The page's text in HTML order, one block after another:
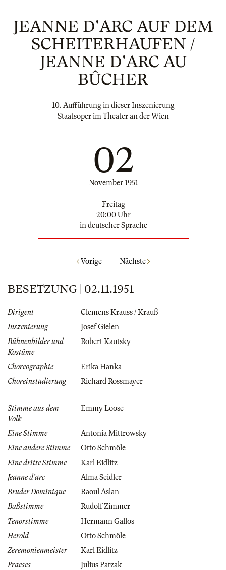
JEANNE D'ARC AUF DEM
SCHEITERHAUFEN /
JEANNE D'ARC AU
BÛCHER
10. Aufführung in dieser Inszenierung
Staatsoper im Theater an der Wien
02
November 1951
Freitag
20:00 Uhr
in deutscher Sprache
Vorige Nächste
BESETZUNG | 02.11.1951
Dirigent
Clemens Krauss / Krauß
Inszenierung
Josef Gielen
Bühnenbilder und
Kostüme
Robert Kautsky
Choreographie
Erika Hanka
Choreinstudierung
Richard Rossmayer
Stimme aus dem
Volk
Emmy Loose
Eine Stimme
Antonia Mittrowsky
Eine andere Stimme
Otto Schmöle
Eine dritte Stimme
Karl Eidlitz
Jeanne d'arc
Alma Seidler
Bruder Dominique
Raoul Aslan
Baßstimme
Rudolf Zimmer
Tenorstimme
Hermann Gallos
Herold
Otto Schmöle
Zeremonienmeister
Karl Eidlitz
Praeses
Julius Patzak